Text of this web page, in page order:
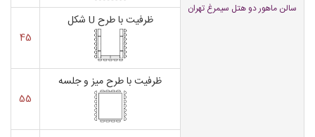
سالن ماهور دو هتل سیمرغ تهران
ظرفیت با طرح U شکل
45
ظرفیت با طرح میز و جلسه
55